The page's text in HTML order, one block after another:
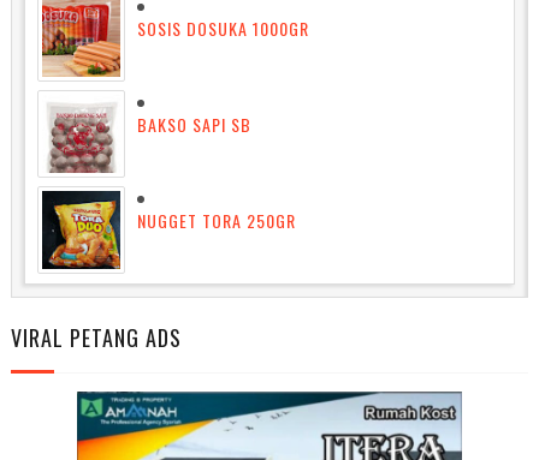
SOSIS DOSUKA 1000GR
BAKSO SAPI SB
NUGGET TORA 250GR
VIRAL PETANG ADS